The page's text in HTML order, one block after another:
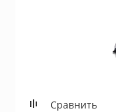
Сравнить